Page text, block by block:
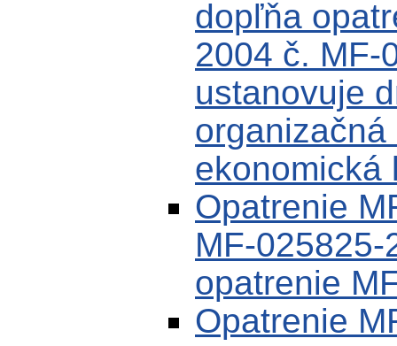
dopľňa
2004 č. MF-
ustanovuje
ekonomická
Opatrenie
MF-
opatrenie
Opatrenie